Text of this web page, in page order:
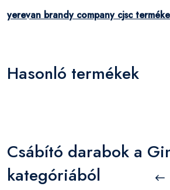
yerevan brandy company cjsc
Hasonló termékek
Csábító darabok a
kategóriából